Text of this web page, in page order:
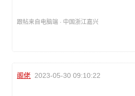
跟帖来自电脑端 · 中国浙江嘉兴
阁佬 2023-05-30 09:10:22